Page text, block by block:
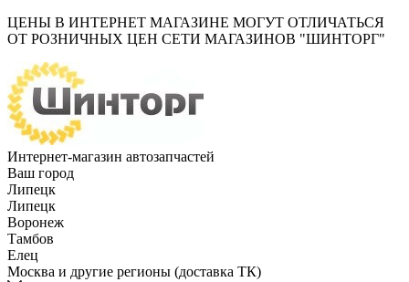
ЦЕНЫ В ИНТЕРНЕТ МАГАЗИНЕ МОГУТ ОТЛИЧАТЬСЯ
ОТ РОЗНИЧНЫХ ЦЕН СЕТИ МАГАЗИНОВ "ШИНТОРГ"
Интернет-магазин автозапчастей
Ваш город
Липецк
Липецк
Воронеж
Тамбов
Елец
Москва и другие регионы (доставка ТК)